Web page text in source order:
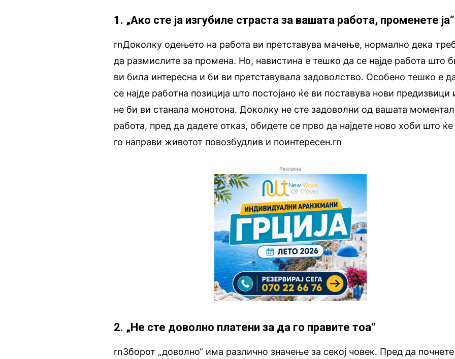
1. „Ако сте ја изгубиле страста за вашата работа, променете ја“
rnДоколку одењето на работа ви претставува мачење, нормално дека
да размислите за промена. Но, навистина е тешко да се најде работа што
ви била интересна и би ви претставувала задоволство. Особено тешко е
се најде работна позиција што постојано ќе ви поставува нови предизвици
не би ви станала монотона. Доколку не сте задоволни од вашата
работа, пред да дадете отказ, обидете се прво да најдете ново хоби што
го направи животот повозбудлив и поинтересен.rn
Реклама
2. „Не сте доволно платени за да го правите тоа“
rnЗборот „доволно“ има различно значење за секој човек. Пред да почнете